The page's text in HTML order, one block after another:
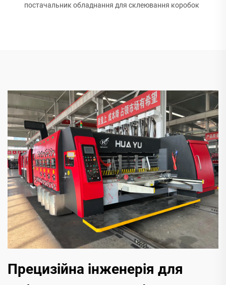
постачальник обладнання для склеювання коробок
Прецизійна інженерія для